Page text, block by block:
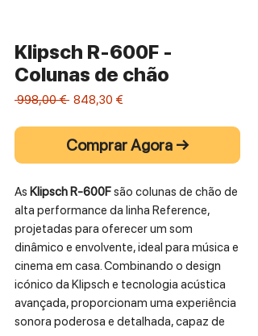
Klipsch R-600F -
Colunas de chão
998,00 € Preço
848,30 €
Comprar Agora →
As Klipsch R-600Fsão colunas de chão de
alta performance da linha Reference,
projetadas para oferecer um som
dinâmico e envolvente, ideal para música e
cinema em casa. Combinando o design
icónico da Klipsch e tecnologia acústica
avançada, proporcionam uma experiência
sonora poderosa e detalhada, capaz de